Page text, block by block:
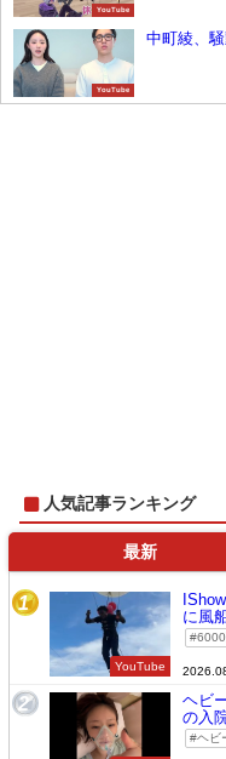
YouTube
YouTube
中町綾、
人気記事ランキング
最新
1
YouTube
に風
6000
2
ヘビ
の入
ヘビ